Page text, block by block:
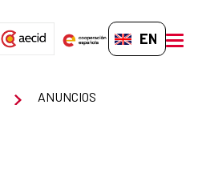
EN-GB
ANUNCIOS